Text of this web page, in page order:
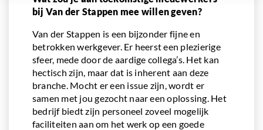
bij Van der Stappen mee willen geven?
Van der Stappen is een bijzonder fijne en
betrokken werkgever. Er heerst een plezierige
sfeer, mede door de aardige collega’s. Het kan
hectisch zijn, maar dat is inherent aan deze
branche. Mocht er een issue zijn, wordt er
samen met jou gezocht naar een oplossing. Het
bedrijf biedt zijn personeel zoveel mogelijk
faciliteiten aan om het werk op een goede